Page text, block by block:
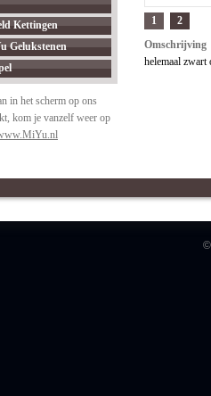
Kettingen
Gelukstenen
in het scherm op ons
kom je vanzelf weer op
1 2
Omschrijving
helemaal zwart
©